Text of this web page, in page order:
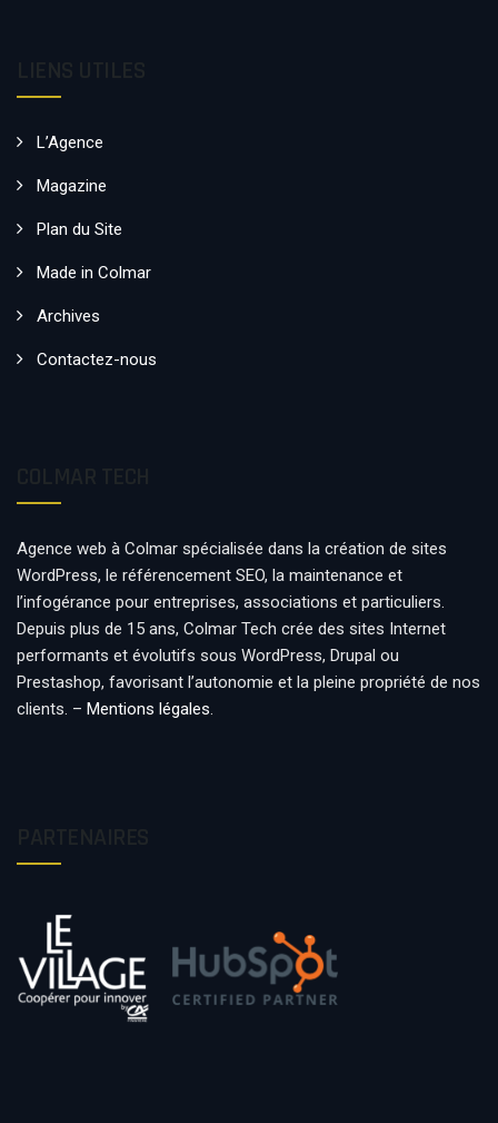
L’Agence
Magazine
Plan du Site
Made in Colmar
Archives
Contactez-nous
Agence web à Colmar spécialisée dans la création de sites
WordPress, le référencement SEO, la maintenance et
l’infogérance pour entreprises, associations et particuliers.
Depuis plus de 15 ans, Colmar Tech crée des sites Internet
performants et évolutifs sous WordPress, Drupal ou
Prestashop, favorisant l’autonomie et la pleine propriété de nos
clients. – Mentions légales.